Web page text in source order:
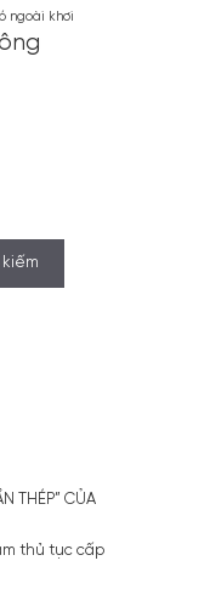
ngoài khơi
kiếm
THÉP” CỦA
thủ tục cấp